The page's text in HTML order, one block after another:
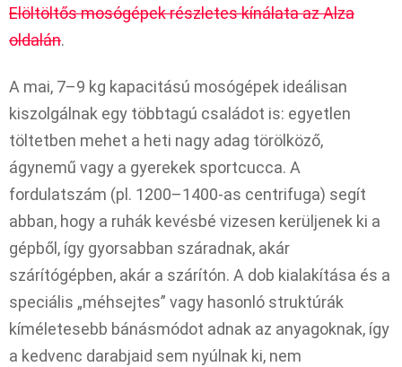
Elöltöltős mosógépek részletes kínálata az Alza
oldalán.
A mai, 7–9 kg kapacitású mosógépek ideálisan
kiszolgálnak egy többtagú családot is: egyetlen
töltetben mehet a heti nagy adag törölköző,
ágynemű vagy a gyerekek sportcucca. A
fordulatszám (pl. 1200–1400-as centrifuga) segít
abban, hogy a ruhák kevésbé vizesen kerüljenek ki a
gépből, így gyorsabban száradnak, akár
szárítógépben, akár a szárítón. A dob kialakítása és a
speciális „méhsejtes” vagy hasonló struktúrák
kíméletesebb bánásmódot adnak az anyagoknak, így
a kedvenc darabjaid sem nyúlnak ki, nem